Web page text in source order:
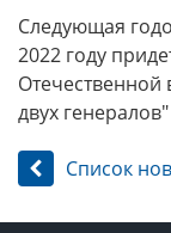
Следующая
2022 году
Отечественной
двух
Список